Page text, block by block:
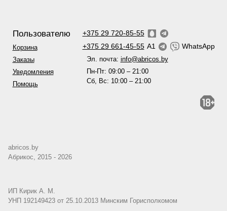
Пользователю
Корзина
Заказы
Уведомления
Помощь
+375 29 720-85-55
+375 29 661-45-55 A1 WhatsApp
Эл. почта: info@abricos.by
Пн-Пт: 09:00 – 21:00
Сб, Вс: 10:00 – 21:00
abricos.by
Абрикос, 2015 - 2026
ИП Кирик А. М.
УНП 192149423 от 25.10.2013 Минским Горисполкомом